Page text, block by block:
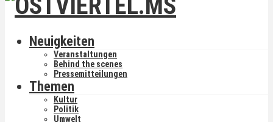
Neuigkeiten
Veranstaltungen
Behind the scenes
Pressemitteilungen
Themen
Kultur
Politik
Umwelt